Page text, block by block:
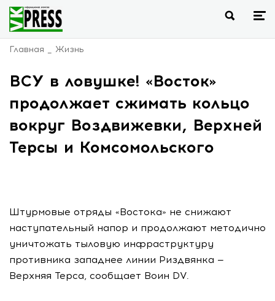
Главная Жизнь
ВСУ в ловушке! «Восток»
продолжает сжимать кольцо
вокруг Воздвижевки, Верхней
Терсы и Комсомольского
Штурмовые отряды «Востока» не снижают
наступательный напор и продолжают методично
уничтожать тыловую инфраструктуру
противника западнее линии Риздвянка —
Верхняя Терса, сообщает Воин DV.